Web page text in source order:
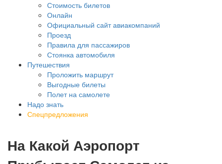
Стоимость билетов
Онлайн
Официальный сайт авиакомпаний
Проезд
Правила для пассажиров
Стоянка автомобиля
Путешествия
Проложить маршрут
Выгодные билеты
Полет на самолете
Надо знать
Спецпредложения
На Какой Аэропорт